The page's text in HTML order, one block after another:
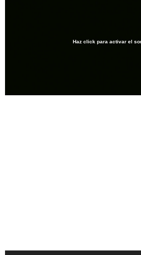
Haz click para activar el